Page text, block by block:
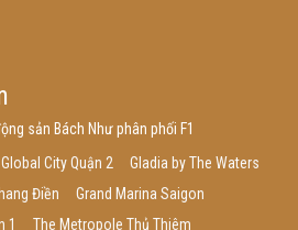
sản Bách Như phân phối F1
City Quận 2
Gladia by The Waters
Điền
Grand Marina Saigon
1
The Metropole Thủ Thiêm